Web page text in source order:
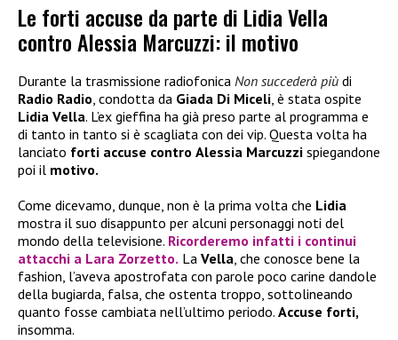
Le forti accuse da parte di Lidia Vella
contro Alessia Marcuzzi: il motivo
Durante la trasmissione radiofonica Non succederà più di
Radio Radio, condotta da Giada Di Miceli, è stata ospite
Lidia Vella. L’ex gieffina ha già preso parte al programma e
di tanto in tanto si è scagliata con dei vip. Questa volta ha
lanciato forti accuse contro Alessia Marcuzzi spiegandone
poi il motivo.
Come dicevamo, dunque, non è la prima volta che Lidia
mostra il suo disappunto per alcuni personaggi noti del
mondo della televisione. Ricorderemo infatti i continui
attacchi a Lara Zorzetto. La Vella, che conosce bene la
fashion, l’aveva apostrofata con parole poco carine dandole
della bugiarda, falsa, che ostenta troppo, sottolineando
quanto fosse cambiata nell’ultimo periodo. Accuse forti,
insomma.